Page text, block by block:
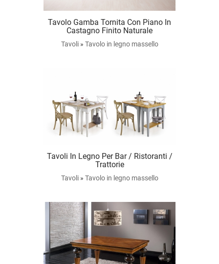
Tavolo Gamba Tornita Con Piano In
Castagno Finito Naturale
Tavoli» Tavolo in legno massello
Tavoli In Legno Per Bar / Ristoranti /
Trattorie
Tavoli» Tavolo in legno massello